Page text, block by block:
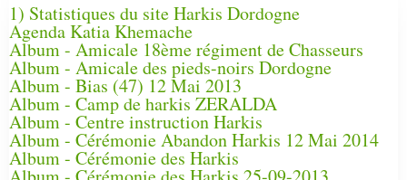
1) Statistiques du site Harkis Dordogne
Agenda Katia Khemache
Album - Amicale 18ème régiment de Chasseurs
Album - Amicale des pieds-noirs Dordogne
Album - Bias (47) 12 Mai 2013
Album - Camp de harkis ZERALDA
Album - Centre instruction Harkis
Album - Cérémonie Abandon Harkis 12 Mai 2014
Album - Cérémonie des Harkis